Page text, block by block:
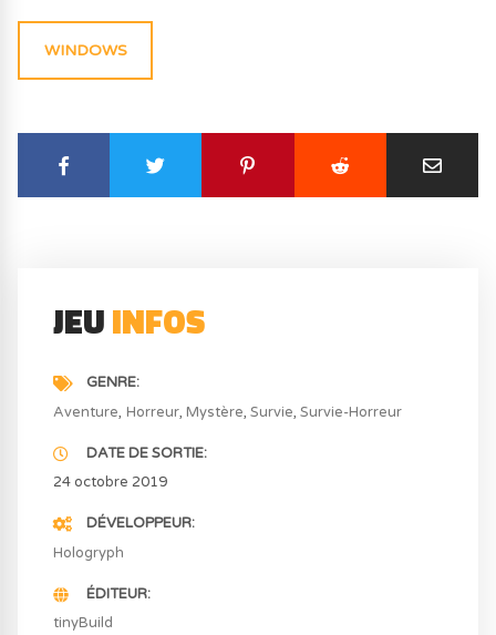
WINDOWS
JEUINFOS
GENRE
Aventure Horreur Mystère Survie Survie-Horreur
DATE DE SORTIE
24 octobre 2019
DÉVELOPPEUR
Hologryph
ÉDITEUR
tinyBuild